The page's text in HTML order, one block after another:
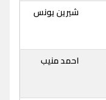
شيرين يونس
احمد منيب